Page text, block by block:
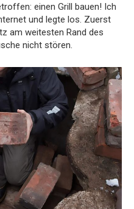
einen Grill bauen! Ich
und legte los. Zuerst
am weitesten Rand des
nicht stören.